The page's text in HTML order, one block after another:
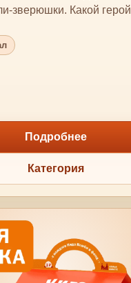
зверюшки. Какой герой
Подробнее
Категория